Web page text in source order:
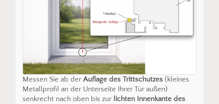
Messen Sie ab der Auflage des Trittschutzes(kleines
Metallprofil an der Unterseite Ihrer Tür außen)
senkrecht nach oben bis zur lichten Innenkante des